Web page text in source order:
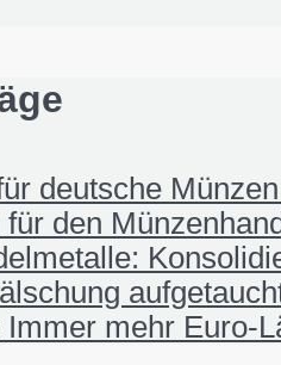
deutsche
den
mehr Euro-